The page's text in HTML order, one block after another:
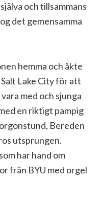
och tillsammans
det gemensamma
hemma och åkte
Lake City för att
med och sjunga
en riktigt pampig
Bereden
utsprungen.
har hand om
från BYU med orgel